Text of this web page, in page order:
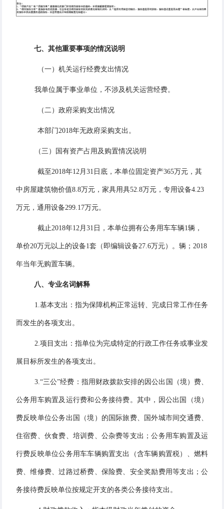
七、其他重要事项的情况说明
（一）机关运行经费支出情况
我单位属于事业单位，不涉及机关运营经费。
（二）政府采购支出情况
本部门2018年无政府采购支出。
（三）国有资产占用及购置情况说明
截至2018年12月31日底，本单位固定资产365万元，其
中房屋建筑物价值8.8万元，家具用具52.8万元，专用设备4.23
万元，通用设备299.17万元。
截止2018年12月31日，本单位拥有公务用车车辆1辆，
单价20万元以上的设备1套（即编辑设备27.6万元）。辆；2018
年当年无购置车辆。
八、专业名词解释
1.基本支出：指为保障机构正常运转、完成日常工作任务
而发生的各项支出。
2.项目支出：指单位为完成特定的行政工作任务或事业发
展目标所发生的各项支出。
3.“三公”经费：指用财政拨款安排的因公出国（境）费、
公务用车购置及运行费和公务接待费。其中，因公出国（境）
费反映单位公务出国（境）的国际旅费、国外城市间交通费、
住宿费、伙食费、培训费、公杂费等支出；公务用车购置及运
行费反映单位公务用车车辆购置支出（含车辆购置税）、燃料
费、维修费、过路过桥费、保险费、安全奖励费用等支出；公
务接待费反映单位按规定开支的各类公务接待支出。